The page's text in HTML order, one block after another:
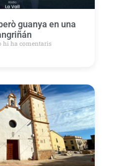
guanya en una
hi ha comentaris